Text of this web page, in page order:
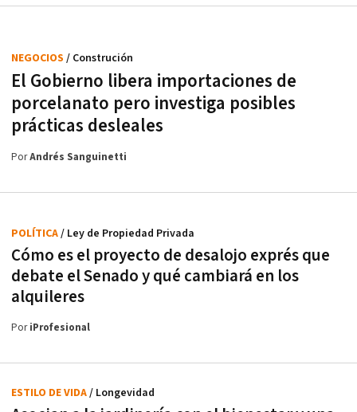
El Gobierno libera importaciones de
porcelanato pero investiga posibles
prácticas desleales
NEGOCIOS / Construción
PorAndrés Sanguinetti
Cómo es el proyecto de desalojo exprés que
debate el Senado y qué cambiará en los
alquileres
POLÍTICA/ Ley de Propiedad Privada
PoriProfesional
ESTILO DE VIDA/ Longevidad